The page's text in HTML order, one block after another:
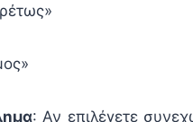
: Αν επιλέγετε